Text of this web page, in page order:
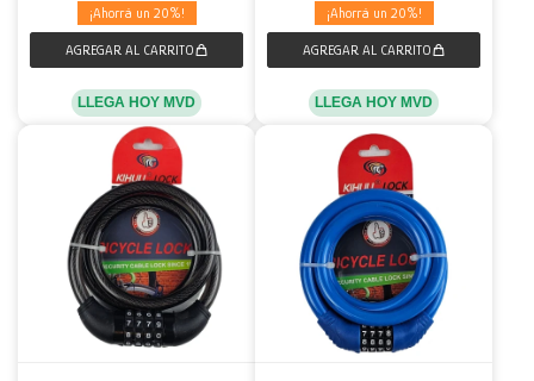
20
LLEGA HOY MVD
20
LLEGA HOY MVD